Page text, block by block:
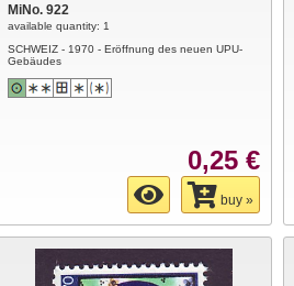
MiNo. 922
available quantity: 1
SCHWEIZ - 1970 - Eröffnung des neuen UPU-
Gebäudes
0,25 €
buy »